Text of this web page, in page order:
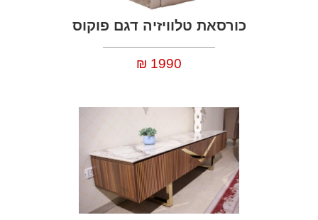
כורסאת טלוויזיה דגם פוקוס
1990
₪